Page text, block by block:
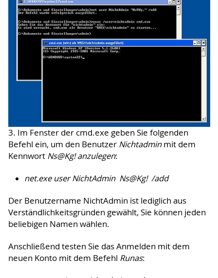
3. Im Fenster der cmd.exe geben Sie folgenden
Befehl ein, um den Benutzer Nichtadminmit dem
Kennwort Ns@Kg! anzulegen:
net.exe user NichtAdmin Ns@Kg! /add
Der Benutzername NichtAdmin ist lediglich aus
Verständlichkeitsgründen gewählt, Sie können jeden
beliebigen Namen wählen.
Anschließend testen Sie das Anmelden mit dem
neuen Konto mit dem Befehl Runas: